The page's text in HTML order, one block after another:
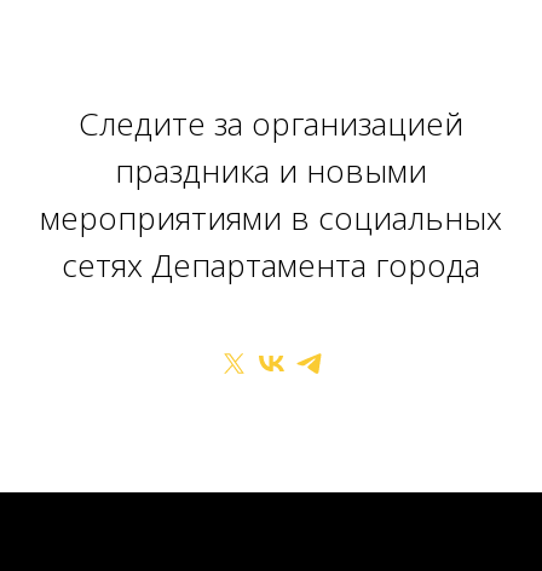
Следите за организацией
праздника и новыми
мероприятиями в социальных
сетях Департамента города